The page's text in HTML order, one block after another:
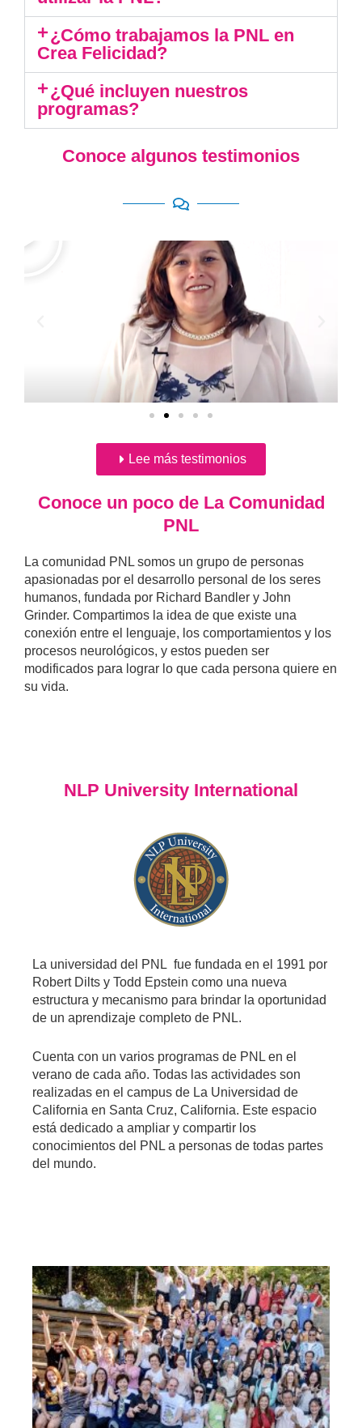
¿Cómo trabajamos la PNL en
Crea Felicidad?
¿Qué incluyen nuestros
programas?
Conoce algunos testimonios
Lee más testimonios
Conoce un poco de La Comunidad
PNL
La comunidad PNL somos un grupo de personas
apasionadas por el desarrollo personal de los seres
humanos, fundada por Richard Bandler y John
Grinder. Compartimos la idea de que existe una
conexión entre el lenguaje, los comportamientos y los
procesos neurológicos, y estos pueden ser
modificados para lograr lo que cada persona quiere en
su vida.
NLP University International
La universidad del PNL fue fundada en el 1991 por
Robert Dilts y Todd Epstein como una nueva
estructura y mecanismo para brindar la oportunidad
de un aprendizaje completo de PNL.
Cuenta con un varios programas de PNL en el
verano de cada año. Todas las actividades son
realizadas en el campus de La Universidad de
California en Santa Cruz, California. Este espacio
está dedicado a ampliar y compartir los
conocimientos del PNL a personas de todas partes
del mundo.